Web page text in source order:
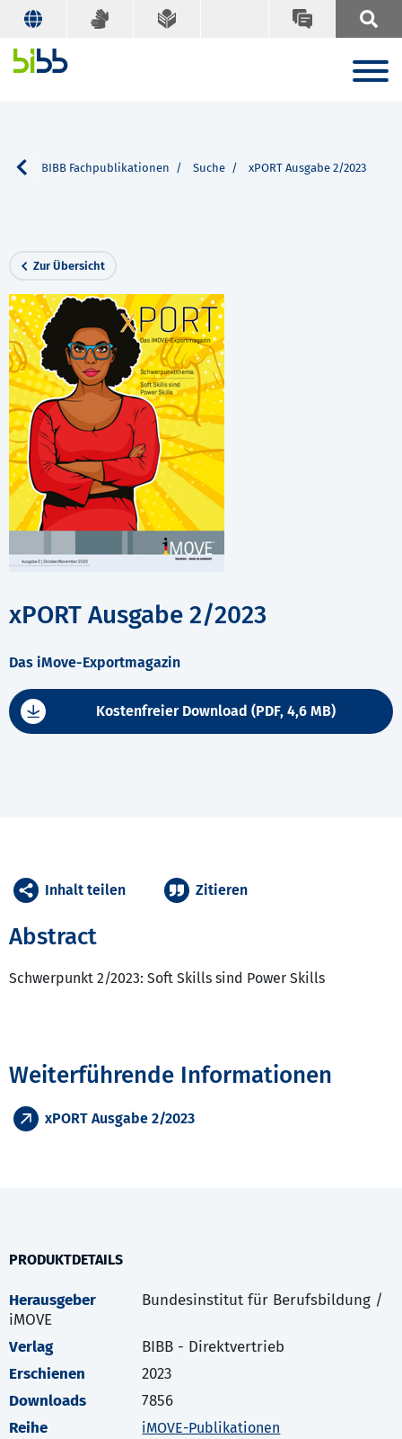
BIBB Fachpublikationen Suche xPORT Ausgabe 2/2023
Zur Übersicht
xPORT Ausgabe 2/2023
Das iMove-Exportmagazin
Kostenfreier Download (PDF, 4,6 MB)
Abstract
Schwerpunkt 2/2023: Soft Skills sind Power Skills
Inhalt teilen Zitieren
Weiterführende Informationen
xPORT Ausgabe 2/2023
PRODUKTDETAILS
Herausgeber
Bundesinstitut für Berufsbildung /
iMOVE
Verlag
BIBB - Direktvertrieb
Erschienen
2023
Downloads
7856
Reihe
iMOVE-Publikationen